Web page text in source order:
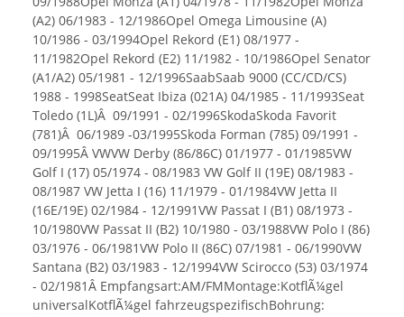
(A2) 06/1983 - 12/1986Opel Omega Limousine (A)
10/1986 - 03/1994Opel Rekord (E1) 08/1977 -
11/1982Opel Rekord (E2) 11/1982 - 10/1986Opel Senator
(A1/A2) 05/1981 - 12/1996SaabSaab 9000 (CC/CD/CS)
1988 - 1998SeatSeat Ibiza (021A) 04/1985 - 11/1993Seat
Toledo (1L)Â 09/1991 - 02/1996SkodaSkoda Favorit
(781)Â 06/1989 -03/1995Skoda Forman (785) 09/1991 -
09/1995Â VWVW Derby (86/86C) 01/1977 - 01/1985VW
Golf I (17) 05/1974 - 08/1983 VW Golf II (19E) 08/1983 -
08/1987 VW Jetta I (16) 11/1979 - 01/1984VW Jetta II
(16E/19E) 02/1984 - 12/1991VW Passat I (B1) 08/1973 -
10/1980VW Passat II (B2) 10/1980 - 03/1988VW Polo I (86)
03/1976 - 06/1981VW Polo II (86C) 07/1981 - 06/1990VW
Santana (B2) 03/1983 - 12/1994VW Scirocco (53) 03/1974
- 02/1981Â Empfangsart:AM/FMMontage:KotflÃ¼gel
universalKotflÃ¼gel fahrzeugspezifischBohrung: